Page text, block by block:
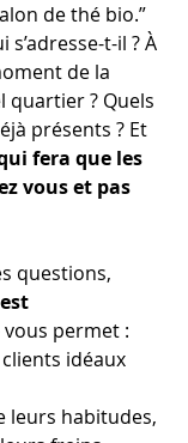
de thé bio.”
s’adresse-t-il ? À
de la
quartier ? Quels
présents ? Et
fera que les
vous et pas
questions,
vous permet :
idéaux
leurs habitudes,